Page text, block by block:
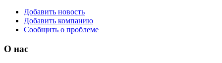
Добавить новость
Добавить компанию
Сообщить о проблеме
О нас